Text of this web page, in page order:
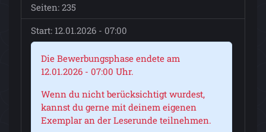
Seiten: 235
Start: 12.01.2026 - 07:00
Die Bewerbungsphase endete am
12.01.2026 - 07:00 Uhr.
Wenn du nicht berücksichtigt wurdest,
kannst du gerne mit deinem eigenen
Exemplar an der Leserunde teilnehmen.